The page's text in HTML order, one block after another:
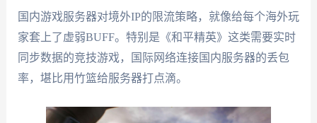
国内游戏服务器对境外IP的限流策略，就像给每个海外玩
家套上了虚弱BUFF。特别是《和平精英》这类需要实时
同步数据的竞技游戏，国际网络连接国内服务器的丢包
率，堪比用竹篮给服务器打点滴。